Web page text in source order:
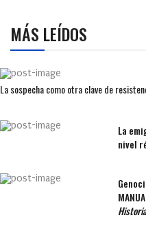
MÁS LEÍDOS
La sospecha como otra clave de
La
nivel